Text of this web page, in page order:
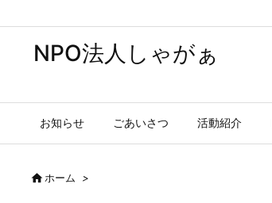
NPO法人しゃがぁ
お知らせ ごあいさつ 活動紹介
ホーム >